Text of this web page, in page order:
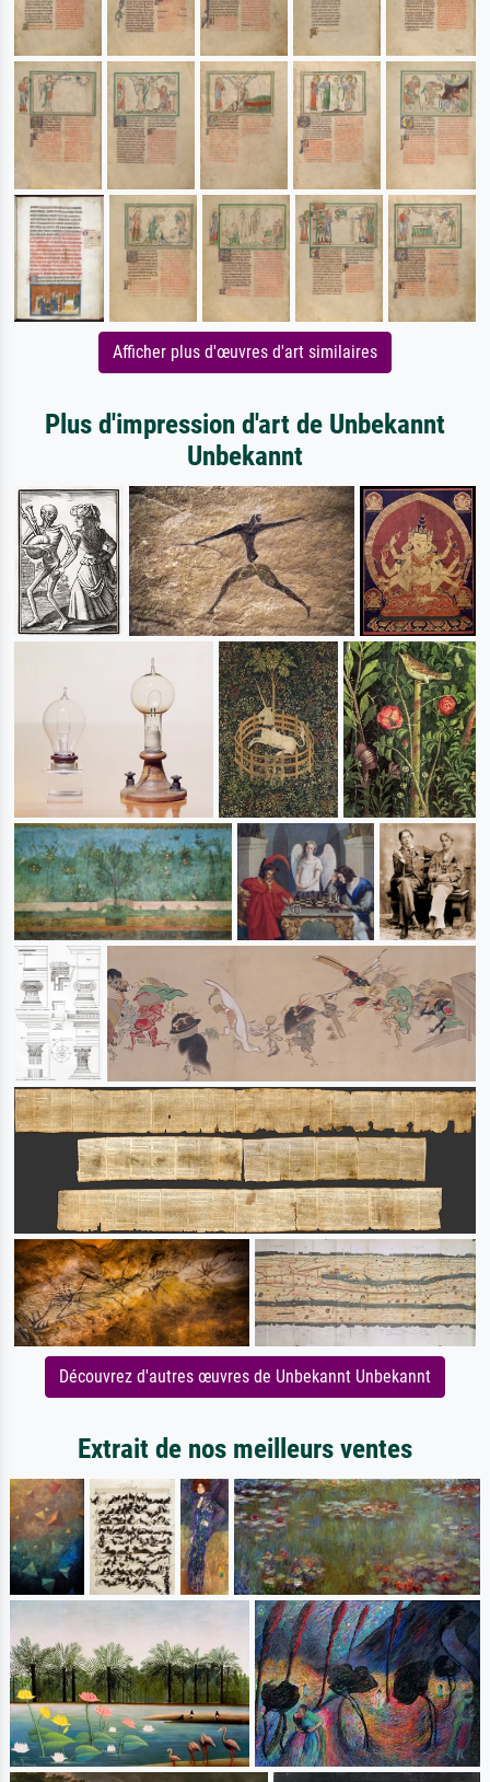
Afficher plus d'œuvres d'art similaires
Plus d'impression d'art de Unbekannt
Unbekannt
Découvrez d'autres œuvres de Unbekannt Unbekannt
Extrait de nos meilleurs ventes